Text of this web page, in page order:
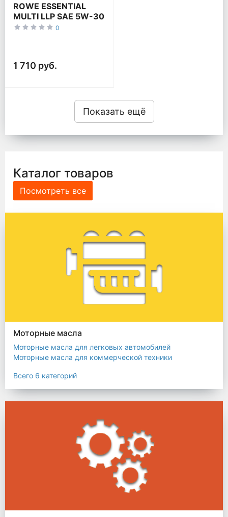
ROWE ESSENTIAL
MULTI LLP SAE 5W-30
0
1 710 руб.
Показать ещё
Каталог товаров
Посмотреть все
Моторные масла
Моторные масла для легковых автомобилей
Моторные масла для коммерческой техники
Моторные масла для четырехтактных двигателей
Моторные масла для морских дизельных двигателей
Всего 6 категорий